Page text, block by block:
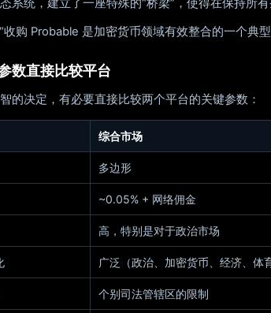
系统，建立了一座特殊的“桥梁”，使得在保持所
“收购 Probable 是加密货币领域有效整合的一个典
数直接比较平台
的决定，有必要直接比较两个平台的关键参数：
综合市场
多边形
~0.05% + 网络佣金
高，特别是对于政治市场
广泛（政治、加密货币、经济、体育
个别司法管辖区的限制